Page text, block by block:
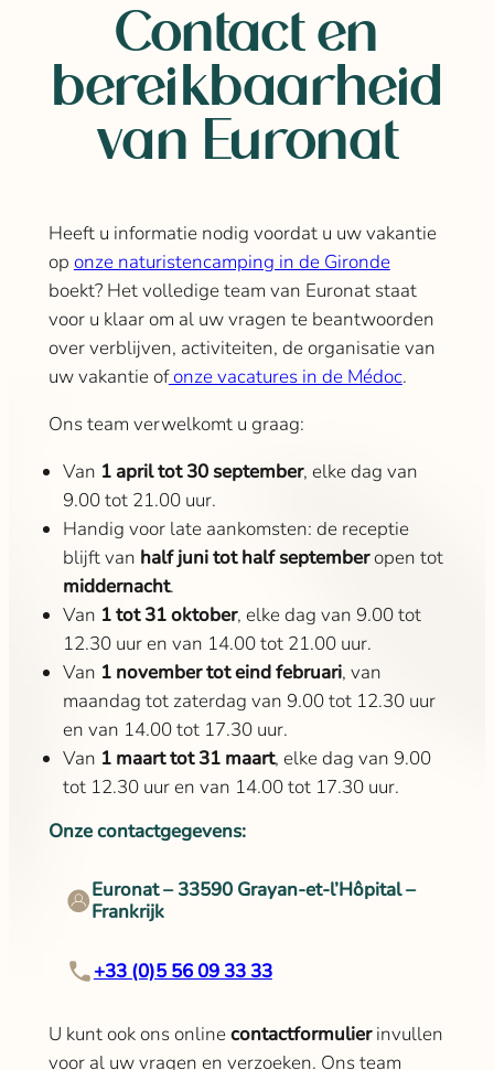
Contact en
bereikbaarheid
van Euronat
Heeft u informatie nodig voordat u uw vakantie
op onze naturistencamping in de Gironde
boekt? Het volledige team van Euronat staat
voor u klaar om al uw vragen te beantwoorden
over verblijven, activiteiten, de organisatie van
uw vakantie ofonze vacatures in de Médoc.
Ons team verwelkomt u graag:
Van 1 april tot 30 september, elke dag van
9.00 tot 21.00 uur.
Handig voor late aankomsten: de receptie
blijft van half juni tot half septemberopen tot
middernacht.
Van 1 tot 31 oktober, elke dag van 9.00 tot
12.30 uur en van 14.00 tot 21.00 uur.
Van 1 november tot eind februari, van
maandag tot zaterdag van 9.00 tot 12.30 uur
en van 14.00 tot 17.30 uur.
Van 1 maart tot 31 maart, elke dag van 9.00
tot 12.30 uur en van 14.00 tot 17.30 uur.
Onze contactgegevens:
Euronat – 33590 Grayan-et-l’Hôpital –
Frankrijk
+33 (0)5 56 09 33 33
U kunt ook ons onlinecontactformulierinvullen
voor al uw vragen en verzoeken. Ons team